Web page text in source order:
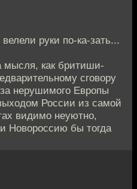
руки по-ка-зать...
мысля, как бритиши-
сговору
нерушимого Европы
России из самой
видимо неуютно,
Новороссию бы тогда